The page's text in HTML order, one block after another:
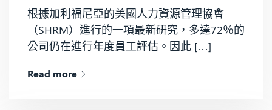
根據加利福尼亞的美國人力資源管理協會
（SHRM）進行的一項最新研究，多達72％的
公司仍在進行年度員工評估。因此 […]
Read more